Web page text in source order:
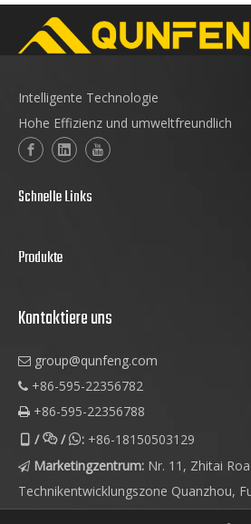
Intelligente Technologie
Hohe Effizienz und umweltfreundlich
Schnelle Links
Produkte
Kontaktiere uns
 group@qunfeng.com
 +86-595-22356782
 +86-595-22356788
 //: +86-18150503129
 Marketingzentrum: Nr. 11, Zhitai
Technikentwicklungszone Quanzhou,